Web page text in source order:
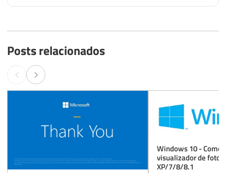
Posts relacionados
Windows 10 - Como
visualizador de
XP/7/8/8.1